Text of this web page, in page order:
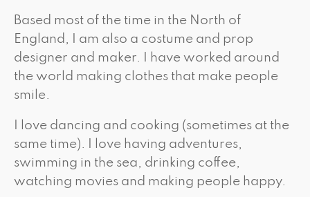
Based most of the time in the North of
England, I am also a costume and prop
designer and maker. I have worked around
the world making clothes that make people
smile.
I love dancing and cooking (sometimes at the
same time). I love having adventures,
swimming in the sea, drinking coffee,
watching movies and making people happy.